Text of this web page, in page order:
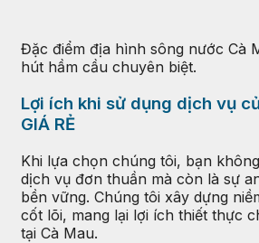
Đặc điểm địa hình sông nước Cà
hút hầm cầu chuyên biệt.
Lợi ích khi sử dụng dịch vụ
GIÁ RẺ
Khi lựa chọn chúng tôi, bạn
dịch vụ đơn thuần mà còn là sự
bền vững. Chúng tôi xây dựng
cốt lõi, mang lại lợi ích thiết thực
tại Cà Mau.